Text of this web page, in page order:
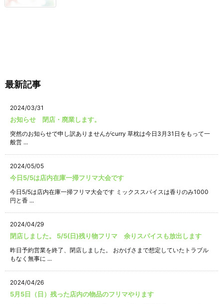
最新記事
2024/03/31
お知らせ 閉店・廃業します。
突然のお知らせで申し訳ありませんがcurry 草枕は今日3月31日をもって一
般営 ...
2024/05/05
今日5/5は店内在庫一掃フリマ大会です
今日5/5は店内在庫一掃フリマ大会です ミックススパイスは香りのみ1000
円と香 ...
2024/04/29
閉店しました。 5/5(日)残り物フリマ 余りスパイスも放出します
昨日予約営業を終了、閉店しました。 おかげさまで想定していたトラブル
もなく無事に ...
2024/04/26
5月5日（日）残った店内の物品のフリマやります